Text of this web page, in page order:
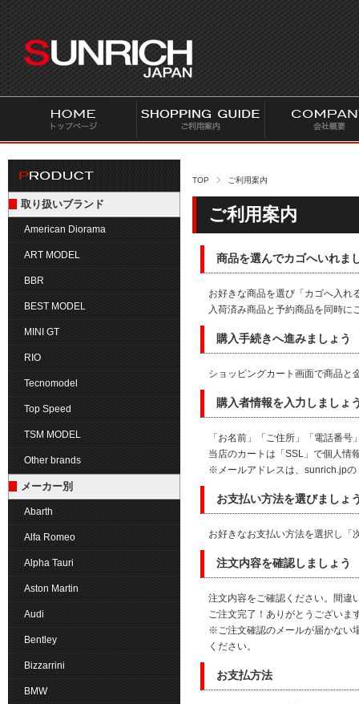
U
N
I
J
A
A
TOP ご利用案内
ご利用案内
商品を選んでカゴへいれま
お好きな商品を選び「カゴへ入れ
入荷済み商品と予約商品を同時に
購入手続きへ進みましょう
ショッピングカート画面で商品と
購入者情報を入力しましょ
「お名前」「ご住所」「電話番
当店のカートは「SSL」で個人情
※メールアドレスは、sunrich.jpの
お支払い方法を選びましょ
お好きなお支払い方法を選択し「
注文内容を確認しましょう
注文内容をご確認ください。間違
ご注文完了！ありがとうございま
※ご注文確認のメールが届かない
ください。
お支払方法
取り扱いブランド
American Diorama
ART MODEL
BBR
BEST MODEL
MINI GT
RIO
Tecnomodel
Top Speed
TSM MODEL
Other brands
メーカー別
Abarth
Alfa Romeo
Alpha Tauri
Aston Martin
Audi
Bentley
Bizzarrini
BMW